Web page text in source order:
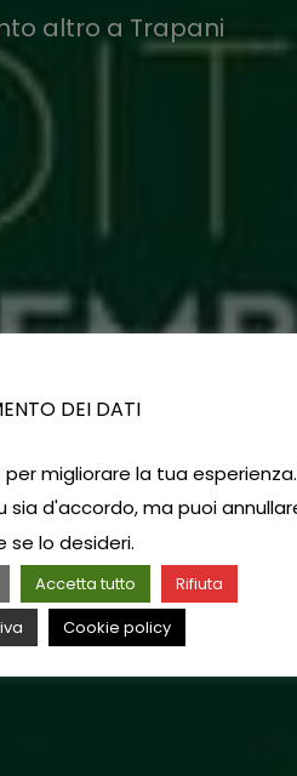
altro a Trapani
DEI DATI
migliorare la tua esperienza.
d'accordo, ma puoi
se lo desideri.
Accetta tutto
Rifiuta
Cookie policy